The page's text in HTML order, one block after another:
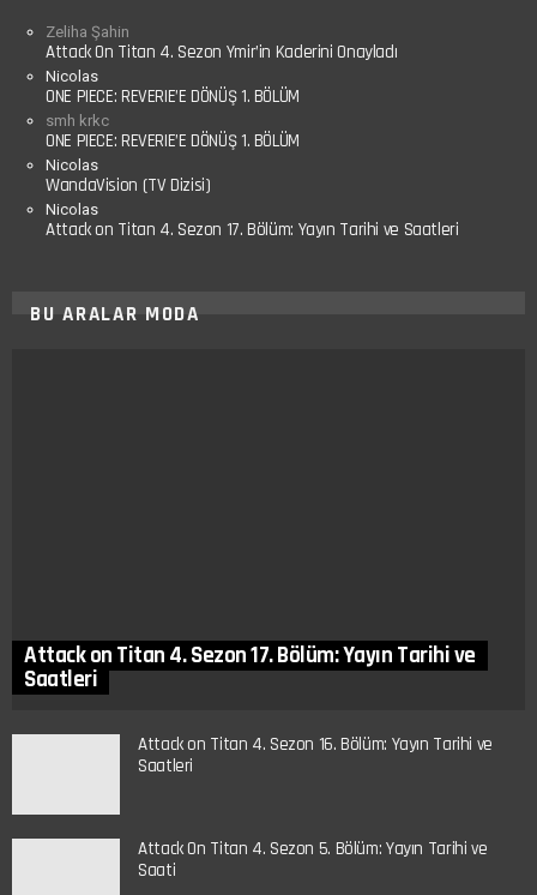
Zeliha Şahin
Attack On Titan 4. Sezon Ymir’in Kaderini Onayladı
Nicolas
ONE PIECE: REVERIE’E DÖNÜŞ 1. BÖLÜM
smh krkc
ONE PIECE: REVERIE’E DÖNÜŞ 1. BÖLÜM
Nicolas
WandaVision (TV Dizisi)
Nicolas
Attack on Titan 4. Sezon 17. Bölüm: Yayın Tarihi ve Saatleri
BU ARALAR MODA
Attack on Titan 4. Sezon 17. Bölüm: Yayın Tarihi ve
Saatleri
Attack on Titan 4. Sezon 16. Bölüm: Yayın Tarihi ve
Saatleri
Attack On Titan 4. Sezon 5. Bölüm: Yayın Tarihi ve
Saati